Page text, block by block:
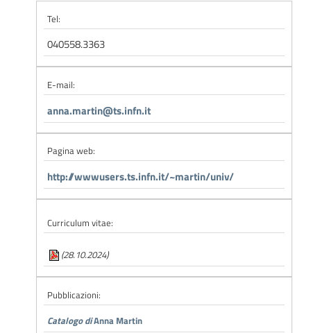
Tel:
040558.3363
E-mail:
anna.martin@ts.infn.it
Pagina web:
http://wwwusers.ts.infn.it/~martin/univ/
Curriculum vitae:
(28.10.2024)
Pubblicazioni:
Catalogo diAnna Martin